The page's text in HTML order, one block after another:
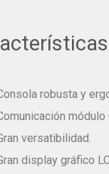
robusta y
versatibilidad.
display gráfico